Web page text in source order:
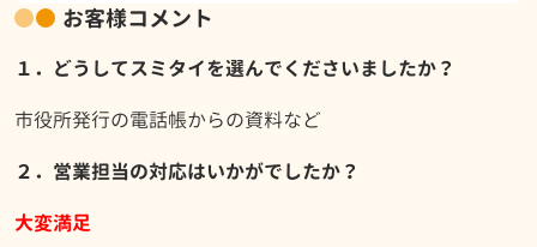
お客様コメント
１．どうしてスミタイを選んでくださいましたか？
市役所発行の電話帳からの資料など
２．営業担当の対応はいかがでしたか？
大変満足